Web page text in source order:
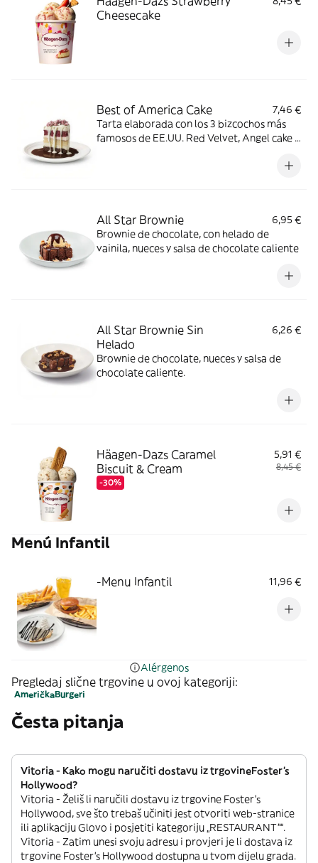
Cheesecake
Best of America Cake
7,46 €
Tarta elaborada con los 3 bizcochos más
famosos de EE.UU. Red Velvet, Angel cake y
All Star Brownie
6,95 €
Brownie de chocolate, con helado de
vainila, nueces y salsa de chocolate caliente
All Star Brownie Sin
Helado
6,26 €
Brownie de chocolate, nueces y salsa de
chocolate caliente.
Häagen-Dazs Caramel
Biscuit & Cream
-30%
5,91 €
8,45 €
Menú Infantil
-Menu Infantil 11,96 €
Alérgenos
Pregledaj slične trgovine u ovoj kategoriji:
AmeričkaBurgeri
Česta pitanja
Vitoria - Kako mogu naručiti dostavu iz trgovineFoster's
Hollywood?
Vitoria - Želiš li naručili dostavu iz trgovine Foster's
Hollywood, sve što trebaš učiniti jest otvoriti web-stranice
ili aplikaciju Glovo i posjetiti kategoriju „RESTAURANT”“.
Vitoria - Zatim unesi svoju adresu i provjeri je li dostava iz
trgovine Foster's Hollywood dostupna u tvom dijelu grada.